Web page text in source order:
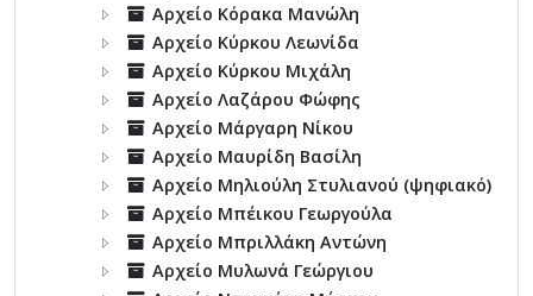
Αρχείο Κόρακα Μανώλη
Αρχείο Κύρκου Λεωνίδα
Αρχείο Κύρκου Μιχάλη
Αρχείο Λαζάρου Φώφης
Αρχείο Μάργαρη Νίκου
Αρχείο Μαυρίδη Βασίλη
Αρχείο Μηλιούλη Στυλιανού (ψηφιακό)
Αρχείο Μπέικου Γεωργούλα
Αρχείο Μπριλλάκη Αντώνη
Αρχείο Μυλωνά Γεώργιου